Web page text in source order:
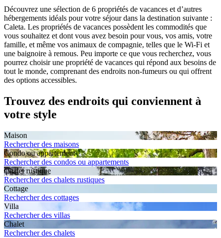
Découvrez une sélection de 6 propriétés de vacances et d’autres
hébergements idéals pour votre séjour dans la destination suivante :
Caleta. Les propriétés de vacances possèdent les commodités que
vous souhaitez et dont vous avez besoin pour vous, vos amis, votre
famille, et même vos animaux de compagnie, telles que le Wi-Fi et
une baignoire à remous. Peu importe ce que vous recherchez, vous
pourrez choisir une propriété de vacances qui répond aux besoins de
tout le monde, comprenant des endroits non-fumeurs ou qui offrent
des options accessibles.
Trouvez des endroits qui conviennent à
votre style
Maison
Rechercher des maisons
Condo ou appartement
Rechercher des condos ou appartements
Chalet rustique
Rechercher des chalets rustiques
Cottage
Rechercher des cottages
Villa
Rechercher des villas
Chalet
Rechercher des chalets